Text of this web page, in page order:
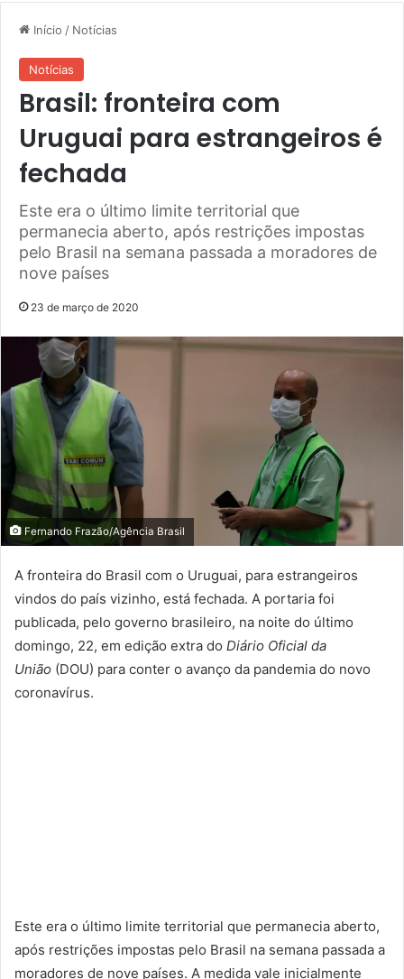
Início / Notícias
Notícias
Brasil: fronteira com
Uruguai para estrangeiros é
fechada
Este era o último limite territorial que
permanecia aberto, após restrições impostas
pelo Brasil na semana passada a moradores de
nove países
23 de março de 2020
Fernando Frazão/Agência Brasil
A fronteira do Brasil com o Uruguai, para estrangeiros
vindos do país vizinho, está fechada. A portaria foi
publicada, pelo governo brasileiro, na noite do último
domingo, 22, em edição extra do Diário Oficial da
União (DOU) para conter o avanço da pandemia do novo
coronavírus.
Este era o último limite territorial que permanecia aberto,
após restrições impostas pelo Brasil na semana passada a
moradores de nove países. A medida vale inicialmente